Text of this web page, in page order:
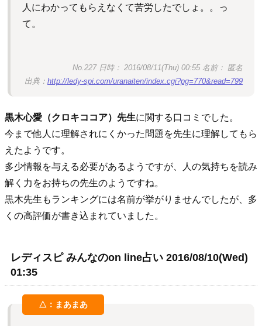
人にわかってもらえなくて苦労したでしょ。。っ
て。
No.227 日時： 2016/08/11(Thu) 00:55 名前： 匿名
出典： http://ledy-spi.com/uranaiten/index.cgi?pg=770&read=799
黒木心愛（クロキココア）先生に関する口コミでした。
今まで他人に理解されにくかった問題を先生に理解してもら
えたようです。
多少情報を与える必要があるようですが、人の気持ちを読み
解く力をお持ちの先生のようですね。
黒木先生もランキングには名前が挙がりませんでしたが、多
くの高評価が書き込まれていました。
レディスピ みんなのon line占い 2016/08/10(Wed)
01:35